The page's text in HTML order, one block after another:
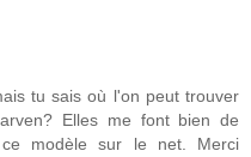
tu sais où l'on peut trouver
Elles me font bien de
modèle sur le net. Merci